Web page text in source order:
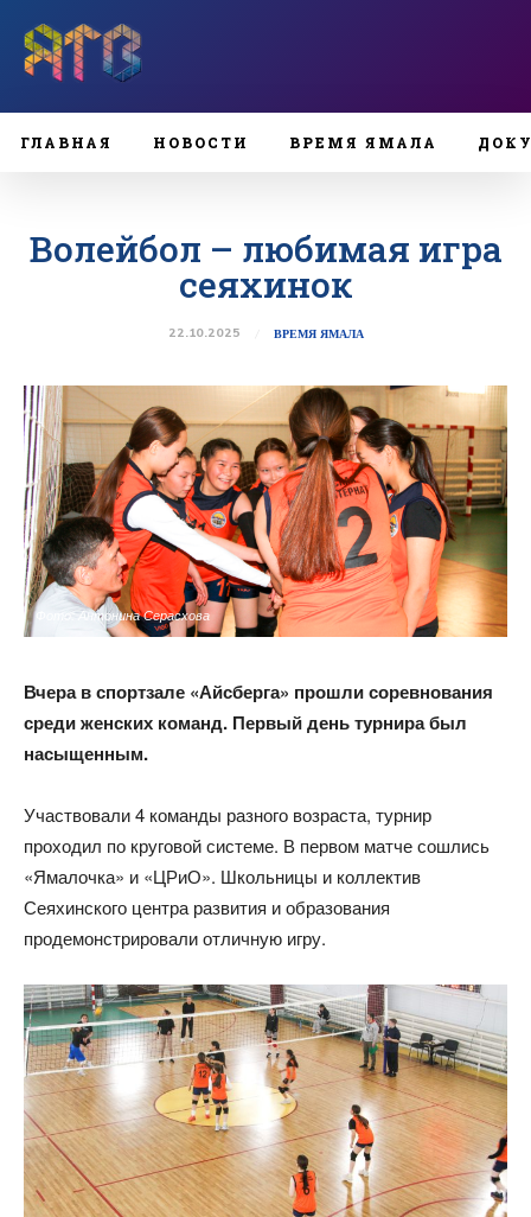
ГЛАВНАЯ НОВОСТИ ВРЕМЯ ЯМАЛА
Волейбол – любимая игра
сеяхинок
22.10.2025 ВРЕМЯ ЯМАЛА
Фото: Антонина Серасхова
Вчера в спортзале «Айсберга» прошли соревнования
среди женских команд. Первый день турнира был
насыщенным.
Участвовали 4 команды разного возраста, турнир
проходил по круговой системе. В первом матче сошлись
«Ямалочка» и «ЦРиО». Школьницы и коллектив
Сеяхинского центра развития и образования
продемонстрировали отличную игру.